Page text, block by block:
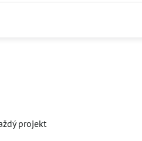
projekt